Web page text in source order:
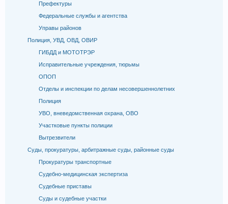
Префектуры
Федеральные службы и агентства
Управы районов
Полиция, УВД, ОВД, ОВИР
ГИБДД и МОТОТРЭР
Исправительные учреждения, тюрьмы
ОПОП
Отделы и инспекции по делам несовершеннолетних
Полиция
УВО, вневедомственная охрана, ОВО
Участковые пункты полиции
Вытрезвители
Суды, прокуратуры, арбитражные суды, районные суды
Прокуратуры транспортные
Судебно-медицинская экспертиза
Судебные приставы
Суды и судебные участки